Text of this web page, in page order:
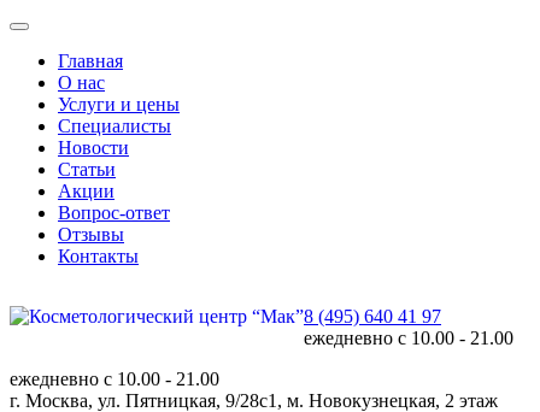
Главная
О нас
Услуги и цены
Специалисты
Новости
Статьи
Акции
Вопрос-ответ
Отзывы
Контакты
8 (495) 640 41 97
ежедневно с 10.00 - 21.00
ежедневно с 10.00 - 21.00
г. Москва, ул. Пятницкая, 9/28с1, м. Новокузнецкая, 2 этаж